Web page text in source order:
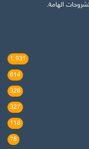
الهامة.
1٬931
614
328
327
118
78